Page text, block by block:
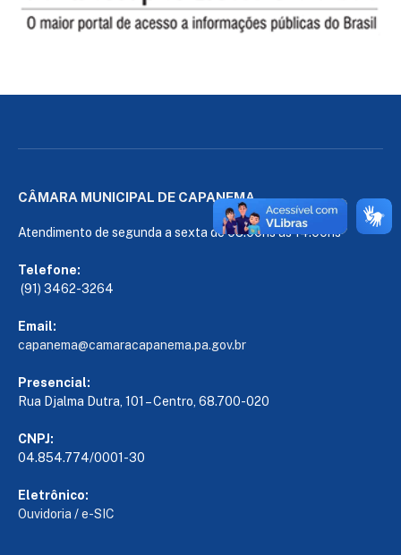
CÂMARA MUNICIPAL DE CAPANEMA
Atendimento de segunda a sexta de 08:00hs às 14:00hs
Telefone:
(91) 3462-3264
Email:
capanema@camaracapanema.pa.gov.br
Presencial:
Rua Djalma Dutra, 101 – Centro, 68.700-020
CNPJ:
04.854.774/0001-30
Eletrônico:
Ouvidoria /e-SIC